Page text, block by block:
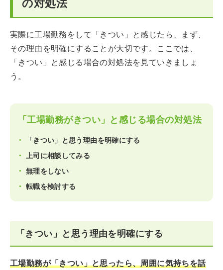
の対処法
実際に工場勤務をして「きつい」と感じたら、まず、
その理由を明確にすることが大切です。ここでは、
「きつい」と感じる場合の対処法を見ていきましょ
う。
「工場勤務がきつい」と感じる場合の対処法
「きつい」と思う理由を明確にする
上司に相談してみる
無理をしない
転職を検討する
「きつい」と思う理由を明確にする
工場勤務が「きつい」と思ったら、周囲に気持ちを話